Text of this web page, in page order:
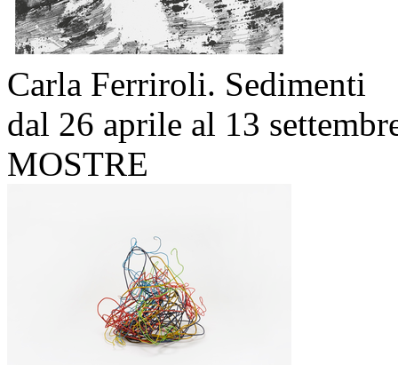
Carla Ferriroli. Sedimenti
dal 26 aprile al 13
MOSTRE